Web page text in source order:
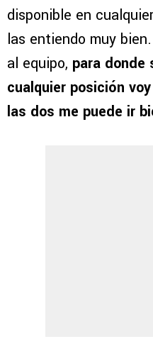
disponible en
las entiendo muy
al equipo, para donde
cualquier posición
las dos me puede ir